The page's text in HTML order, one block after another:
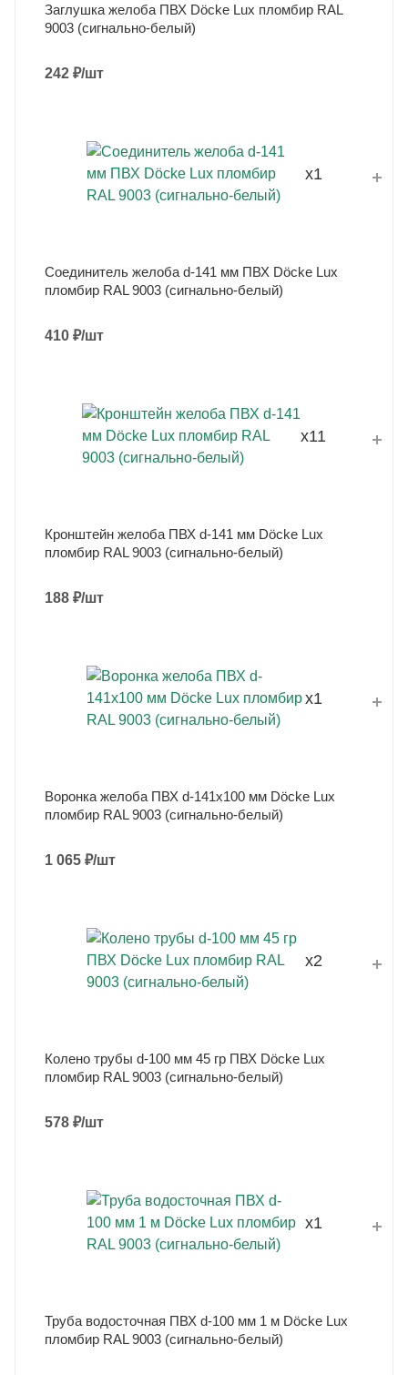
Заглушка желоба ПВХ Döcke Lux пломбир RAL
9003 (сигнально-белый)
242 ₽/шт
x1
Соединитель желоба d-141 мм ПВХ Döcke Lux
пломбир RAL 9003 (сигнально-белый)
410 ₽/шт
x11
Кронштейн желоба ПВХ d-141 мм Döcke Lux
пломбир RAL 9003 (сигнально-белый)
188 ₽/шт
x1
Воронка желоба ПВХ d-141x100 мм Döcke Lux
пломбир RAL 9003 (сигнально-белый)
1 065 ₽/шт
x2
Колено трубы d-100 мм 45 гр ПВХ Döcke Lux
пломбир RAL 9003 (сигнально-белый)
578 ₽/шт
x1
Труба водосточная ПВХ d-100 мм 1 м Döcke Lux
пломбир RAL 9003 (сигнально-белый)